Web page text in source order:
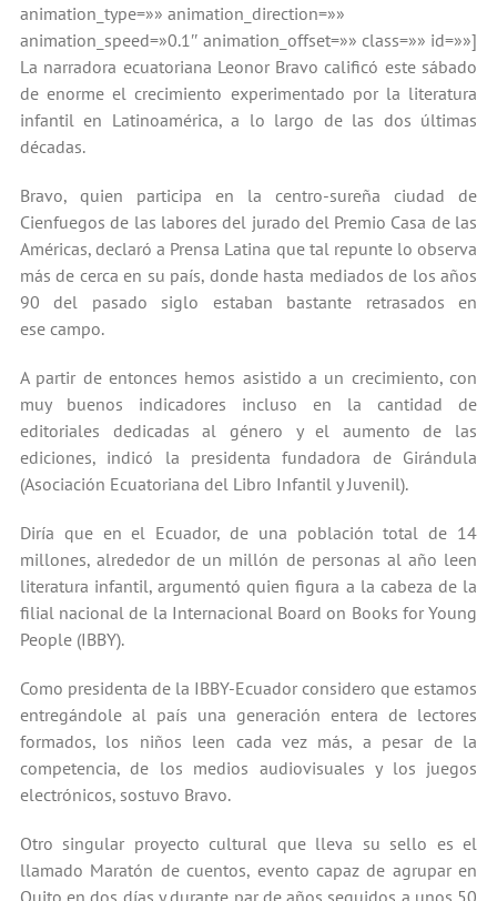
animation_type=»» animation_direction=»»
animation_speed=»0.1″ animation_offset=»» class=»» id=»»]
La narradora ecuatoriana Leonor Bravo calificó este sábado
de enorme el crecimiento experimentado por la literatura
infantil en Latinoamérica, a lo largo de las dos últimas
décadas.
Bravo, quien participa en la centro-sureña ciudad de
Cienfuegos de las labores del jurado del Premio Casa de las
Américas, declaró a Prensa Latina que tal repunte lo observa
más de cerca en su país, donde hasta mediados de los años
90 del pasado siglo estaban bastante retrasados en
ese campo.
A partir de entonces hemos asistido a un crecimiento, con
muy buenos indicadores incluso en la cantidad de
editoriales dedicadas al género y el aumento de las
ediciones, indicó la presidenta fundadora de Girándula
(Asociación Ecuatoriana del Libro Infantil y Juvenil).
Diría que en el Ecuador, de una población total de 14
millones, alrededor de un millón de personas al año leen
literatura infantil, argumentó quien figura a la cabeza de la
filial nacional de la Internacional Board on Books for Young
People (IBBY).
Como presidenta de la IBBY-Ecuador considero que estamos
entregándole al país una generación entera de lectores
formados, los niños leen cada vez más, a pesar de la
competencia, de los medios audiovisuales y los juegos
electrónicos, sostuvo Bravo.
Otro singular proyecto cultural que lleva su sello es el
llamado Maratón de cuentos, evento capaz de agrupar en